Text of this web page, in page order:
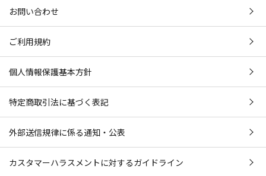
お問い合わせ
ご利用規約
個人情報保護基本方針
特定商取引法に基づく表記
外部送信規律に係る通知・公表
カスタマーハラスメントに対するガイドライン